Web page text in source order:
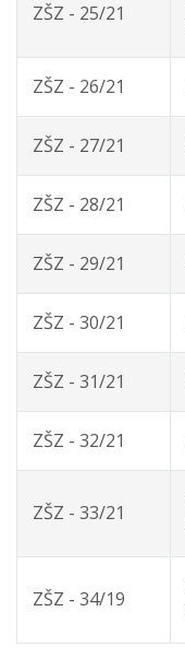
ZŠZ - 25/21
ZŠZ - 26/21
ZŠZ - 27/21
ZŠZ - 28/21
ZŠZ - 29/21
ZŠZ - 30/21
ZŠZ - 31/21
ZŠZ - 32/21
ZŠZ - 33/21
ZŠZ - 34/19